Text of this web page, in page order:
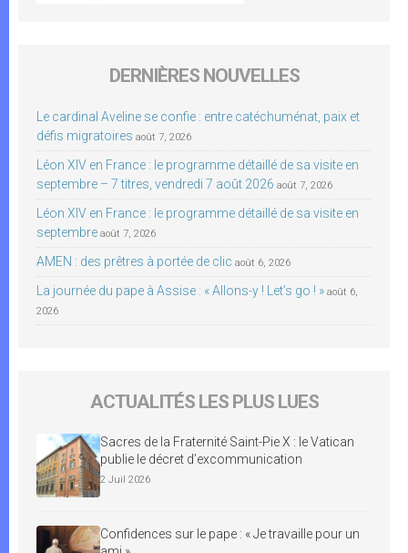
DERNIÈRES NOUVELLES
Le cardinal Aveline se confie : entre catéchuménat, paix et
défis migratoires août 7, 2026
Léon XIV en France : le programme détaillé de sa visite en
septembre – 7 titres, vendredi 7 août 2026 août 7, 2026
Léon XIV en France : le programme détaillé de sa visite en
septembre août 7, 2026
AMEN : des prêtres à portée de clic août 6, 2026
La journée du pape à Assise : « Allons-y ! Let’s go ! » août 6,
2026
ACTUALITÉS LES PLUS LUES
Sacres de la Fraternité Saint-Pie X : le Vatican
publie le décret d’excommunication
2 Juil 2026
Confidences sur le pape : « Je travaille pour un